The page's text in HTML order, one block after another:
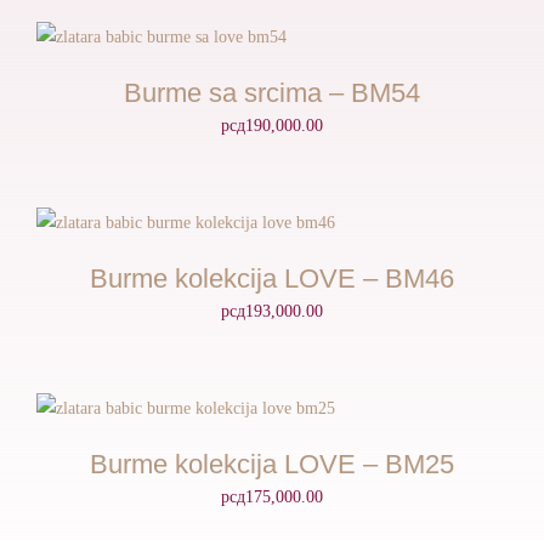
Burme sa srcima – BM54
рсд190,000.00
Burme kolekcija LOVE – BM46
рсд193,000.00
Burme kolekcija LOVE – BM25
рсд175,000.00